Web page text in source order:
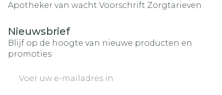
Apotheker van wacht Voorschrift Zorgtarieven
Nieuwsbrief
Blijf op de hoogte van nieuwe producten en
promoties